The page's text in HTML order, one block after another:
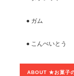
● ガム
● こんぺいとう
ABOUT ★お菓子